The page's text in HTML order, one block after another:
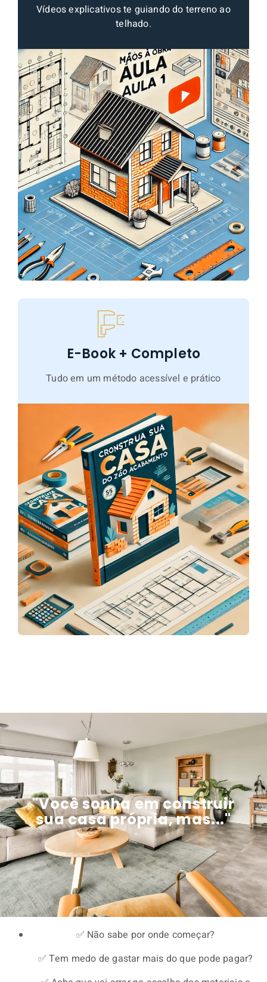
Vídeos explicativos te guiando do terreno ao
telhado.
E-Book + Completo
Tudo em um método acessível e prático
"Você sonha em construir
sua casa própria, mas..."
✅ Não sabe por onde começar?
✅ Tem medo de gastar mais do que pode pagar?